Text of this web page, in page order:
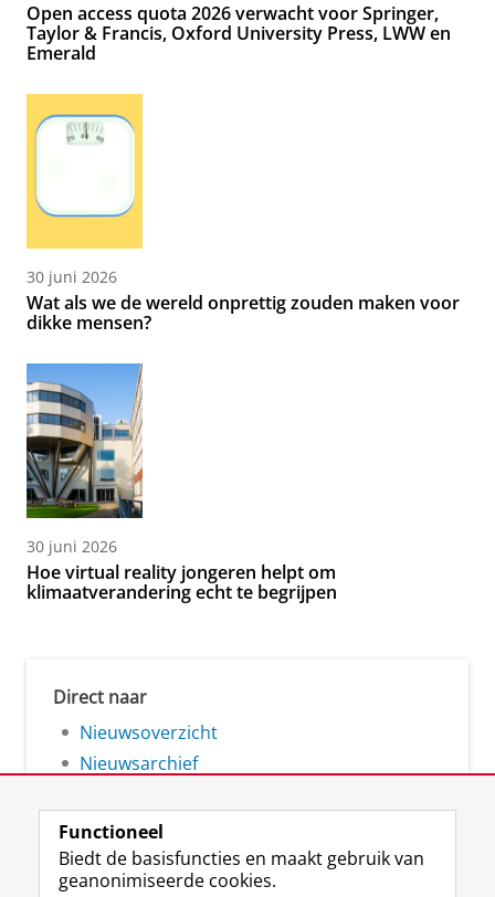
Open access quota 2026 verwacht voor Springer,
Taylor & Francis, Oxford University Press, LWW en
Emerald
30 juni 2026
Wat als we de wereld onprettig zouden maken voor
dikke mensen?
30 juni 2026
Hoe virtual reality jongeren helpt om
klimaatverandering echt te begrijpen
Direct naar
Nieuwsoverzicht
Nieuwsarchief
Functioneel
Biedt de basisfuncties en maakt gebruik van
geanonimiseerde cookies.